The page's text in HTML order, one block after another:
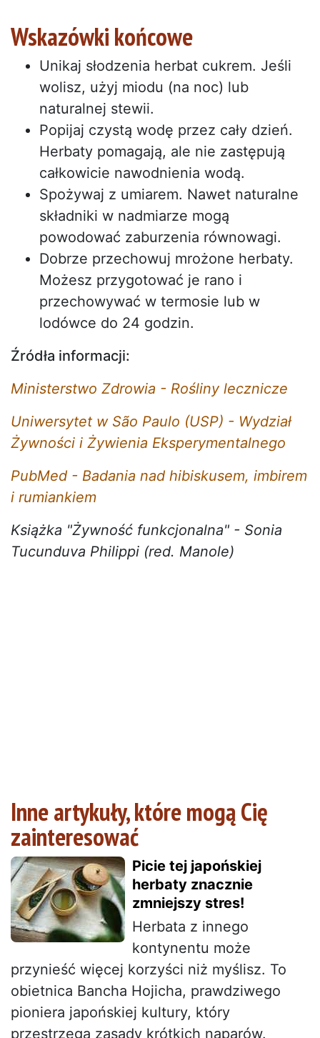
Wskazówki końcowe
Unikaj słodzenia herbat cukrem. Jeśli
wolisz, użyj miodu (na noc) lub
naturalnej stewii.
Popijaj czystą wodę przez cały dzień.
Herbaty pomagają, ale nie zastępują
całkowicie nawodnienia wodą.
Spożywaj z umiarem. Nawet naturalne
składniki w nadmiarze mogą
powodować zaburzenia równowagi.
Dobrze przechowuj mrożone herbaty.
Możesz przygotować je rano i
przechowywać w termosie lub w
lodówce do 24 godzin.
Źródła informacji:
Ministerstwo Zdrowia - Rośliny lecznicze
Uniwersytet w São Paulo (USP) - Wydział
Żywności i Żywienia Eksperymentalnego
PubMed - Badania nad hibiskusem, imbirem
i rumiankiem
Książka "Żywność funkcjonalna" - Sonia
Tucunduva Philippi (red. Manole)
Inne artykuły, które mogą Cię
zainteresować
Picie tej japońskiej
herbaty znacznie
zmniejszy stres!
Herbata z innego
kontynentu może
przynieść więcej korzyści niż myślisz. To
obietnica Bancha Hojicha, prawdziwego
pioniera japońskiej kultury, który
przestrzega zasady krótkich naparów.